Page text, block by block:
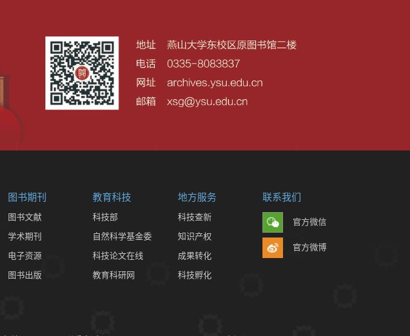
图书期刊
图书文献
学术期刊
电子资源
图书出版
教育科技
科技部
自然科学基金委
科技论文在线
教育科研网
地方服务
科技查新
知识产权
成果转化
科技孵化
联系我们
官方微信
官方微博